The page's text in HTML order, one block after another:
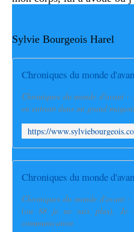
Sylvie Bourgeois Harel
Chroniques du monde d'avant
en entrant dans un grand
Chroniques du monde d'avant
(ou 88 je ne sais plus). Je
communication